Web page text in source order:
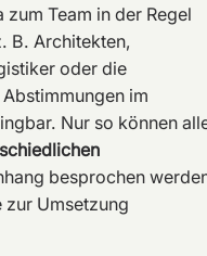
zum Team in der Regel
B. Architekten,
oder die
im
Nur so können
besprochen
zur Umsetzung